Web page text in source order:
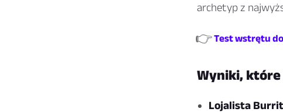
archetyp z
👉Test wstrętu
Wyniki,
Lojalista